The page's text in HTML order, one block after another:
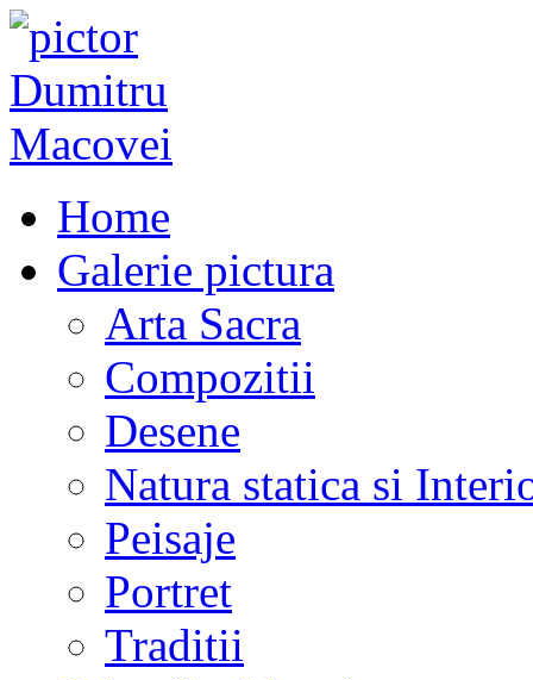
Home
Galerie pictura
Arta Sacra
Compozitii
Desene
Natura statica si
Peisaje
Portret
Traditii